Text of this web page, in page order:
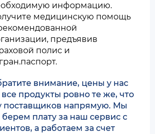
информацию.
медицинскую помощь
предъявив
полис и
внимание, цены у нас
все продукты ровно те же, что
поставщиков напрямую. Мы
берем плату за наш сервис с
а работаем за счет